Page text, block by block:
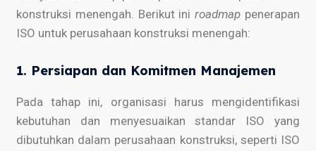
konstruksi menengah. Berikut iniroadmap penerapan
ISO untuk perusahaan konstruksi menengah:
1. Persiapan dan Komitmen Manajemen
Pada tahap ini, organisasi harus mengidentifikasi
kebutuhan dan menyesuaikan standar ISO yang
dibutuhkan dalam perusahaan konstruksi, seperti ISO